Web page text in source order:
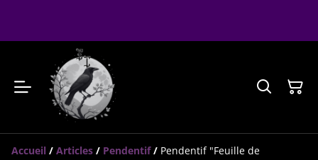
Accueil / Articles / Pendentif/ Pendentif "Feuille de